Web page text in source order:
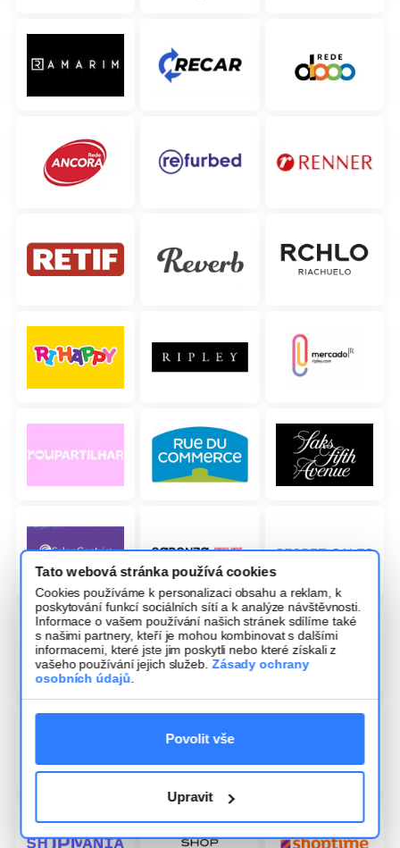
Tato webová stránka používá cookies
Cookies používáme k personalizaci obsahu a reklam, k
poskytování funkcí sociálních sítí a k analýze návštěvnosti.
Informace o vašem používání našich stránek sdílíme také
s našimi partnery, kteří je mohou kombinovat s dalšími
informacemi, které jste jim poskytli nebo které získali z
vašeho používání jejich služeb.Zásady ochrany
osobních údajů
Povolit vše
Upravit